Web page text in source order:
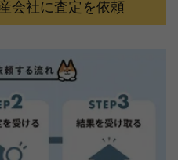
会社に査定を依頼